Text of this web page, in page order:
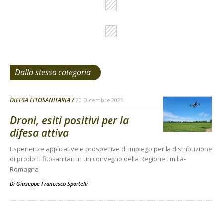
Dalla stessa categoria
DIFESA FITOSANITARIA 20 Dicembre 2025
Droni, esiti positivi per la
difesa attiva
Esperienze applicative e prospettive di impiego per la distribuzione
di prodotti fitosanitari in un convegno della Regione Emilia-
Romagna
Di Giuseppe Francesco Sportelli